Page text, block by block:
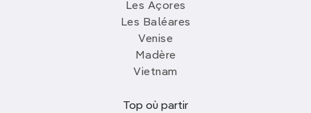
Les Açores
Les Baléares
Venise
Madère
Vietnam
Top où partir